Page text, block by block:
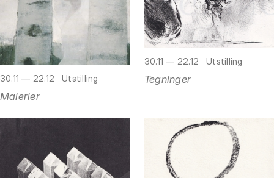
30.11 — 22.12 Utstilling
Malerier
30.11 — 22.12 Utstilling
Tegninger